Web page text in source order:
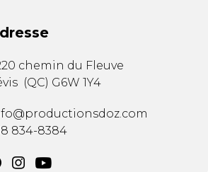
chemin du Fleuve
(QC) G6W 1Y4
834-8384